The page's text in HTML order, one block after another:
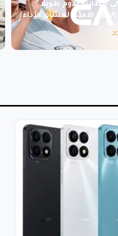
ببطارية تدوم طويلاً
huawei: الخيار الأمثل لعشاق الأداء